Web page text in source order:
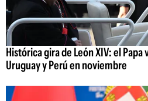
Histórica gira de León XIV: el
Uruguay y Perú en noviembre